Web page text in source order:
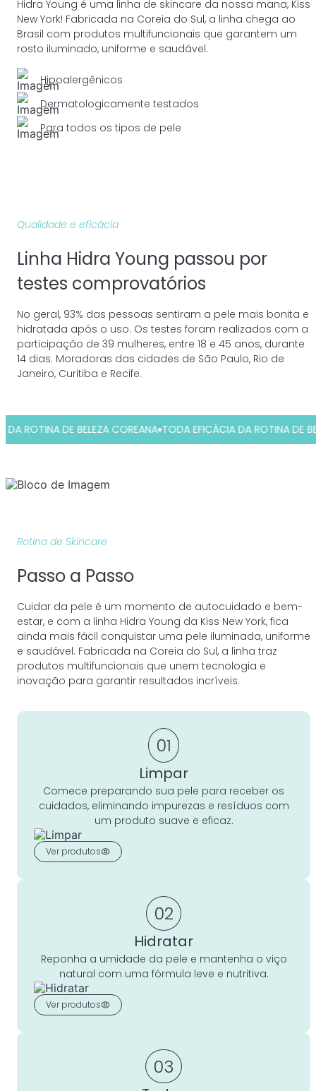
compromisso com a sustentabilidade e a ética.
Hidra Young é uma linha de skincare da nossa mana, Kiss
New York! Fabricada na Coreia do Sul, a linha chega ao
Brasil com produtos multifuncionais que garantem um
rosto iluminado, uniforme e saudável.
Hipoalergênicos
Dermatologicamente testados
Para todos os tipos de pele
Qualidade e eficácia
Linha Hidra Young passou por
testes comprovatórios
No geral, 93% das pessoas sentiram a pele mais bonita e
hidratada após o uso. Os testes foram realizados com a
participação de 39 mulheres, entre 18 e 45 anos, durante
14 dias. Moradoras das cidades de São Paulo, Rio de
Janeiro, Curitiba e Recife.
ROTINA DE BELEZA COREANA TODA EFICÁCIA DA ROTINA DE
Rotina de Skincare
Passo a Passo
Cuidar da pele é um momento de autocuidado e bem-
estar, e com a linha Hidra Young da Kiss New York, fica
ainda mais fácil conquistar uma pele iluminada, uniforme
e saudável. Fabricada na Coreia do Sul, a linha traz
produtos multifuncionais que unem tecnologia e
inovação para garantir resultados incríveis.
01
Limpar
Comece preparando sua pele para receber os
cuidados, eliminando impurezas e resíduos com
um produto suave e eficaz.
Ver produtos
02
Hidratar
Reponha a umidade da pele e mantenha o viço
natural com uma fórmula leve e nutritiva.
Ver produtos
03